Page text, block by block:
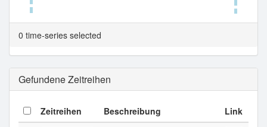
Tabellenansicht.
0 time-series selected
Gefundene Zeitreihen
Zeitreihen Beschreibung Link